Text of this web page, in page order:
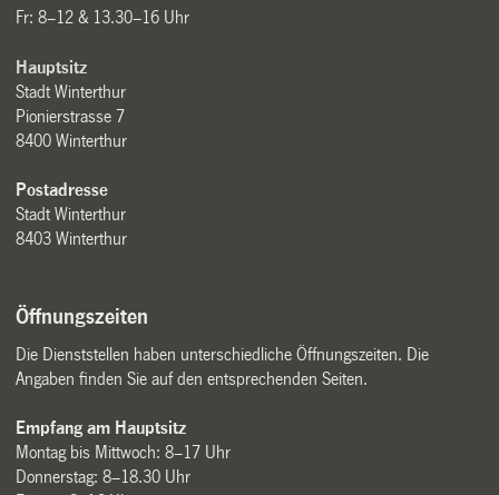
Fr: 8–12 & 13.30–16 Uhr
Hauptsitz
Stadt Winterthur
Pionierstrasse 7
8400 Winterthur
Postadresse
Stadt Winterthur
8403 Winterthur
Öffnungszeiten
Die Dienststellen haben unterschiedliche Öffnungszeiten. Die
Angaben finden Sie auf den entsprechenden Seiten.
Empfang am Hauptsitz
Montag bis Mittwoch: 8–17 Uhr
Donnerstag: 8–18.30 Uhr